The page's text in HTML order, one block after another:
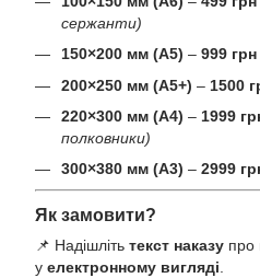
сержанти)
150×200 мм (А5) – 999 грн
200×250 мм (А5+) – 1500
220×300 мм (А4) – 1999
полковники)
300×380 мм (А3) – 2999
Як замовити?
📌 Надішліть текст наказу про
у електронному вигляді